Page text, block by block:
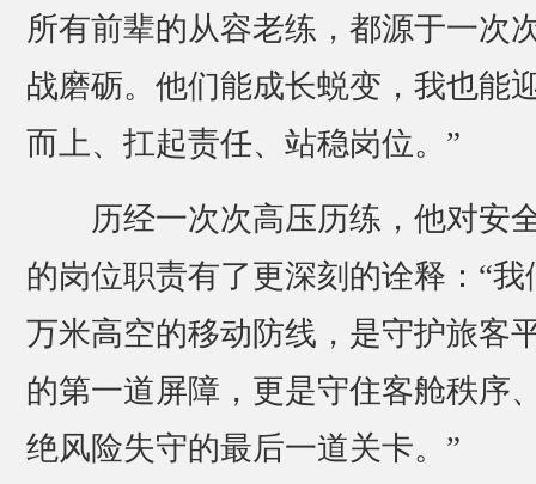
所有前辈的从容老练，都源于一次
战磨砺。他们能成长蜕变，我也能
而上、扛起责任、站稳岗位。”
历经一次次高压历练，他对安
的岗位职责有了更深刻的诠释：“我
万米高空的移动防线，是守护旅客
的第一道屏障，更是守住客舱秩序
绝风险失守的最后一道关卡。”